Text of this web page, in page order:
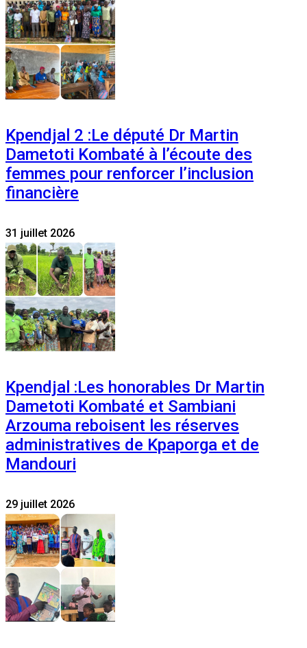
Kpendjal 2 :Le député Dr Martin
Dametoti Kombaté à l’écoute des
femmes pour renforcer l’inclusion
financière
31 juillet 2026
Kpendjal :Les honorables Dr Martin
Dametoti Kombaté et Sambiani
Arzouma reboisent les réserves
administratives de Kpaporga et de
Mandouri
29 juillet 2026